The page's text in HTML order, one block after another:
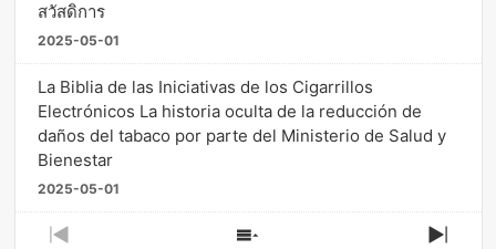
สวัสดิการ
2025-05-01
La Biblia de las Iniciativas de los Cigarrillos
Electrónicos La historia oculta de la reducción de
daños del tabaco por parte del Ministerio de Salud y
Bienestar
2025-05-01